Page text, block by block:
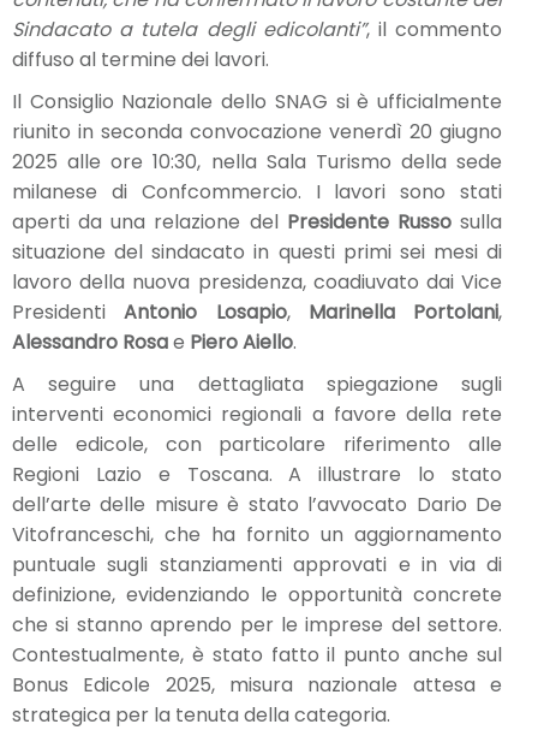
Sindacato a tutela degli edicolanti”, il commento
diffuso al termine dei lavori.
Il Consiglio Nazionale dello SNAG si è ufficialmente
riunito in seconda convocazione venerdì 20 giugno
2025 alle ore 10:30, nella Sala Turismo della sede
milanese di Confcommercio. I lavori sono stati
aperti da una relazione del Presidente Russosulla
situazione del sindacato in questi primi sei mesi di
lavoro della nuova presidenza, coadiuvato dai Vice
PresidentiAntonio Losapio, Marinella Portolani,
Alessandro Rosae Piero Aiello.
A seguire una dettagliata spiegazione sugli
interventi economici regionali a favore della rete
delle edicole, con particolare riferimento alle
Regioni Lazio e Toscana. A illustrare lo stato
dell’arte delle misure è stato l’avvocato Dario De
Vitofranceschi, che ha fornito un aggiornamento
puntuale sugli stanziamenti approvati e in via di
definizione, evidenziando le opportunità concrete
che si stanno aprendo per le imprese del settore.
Contestualmente, è stato fatto il punto anche sul
Bonus Edicole 2025, misura nazionale attesa e
strategica per la tenuta della categoria.